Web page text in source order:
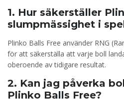
1. Hur säkerställer
slumpmässighet i
Plinko Balls Free använder RNG
för att säkerställa att varje boll
oberoende av tidigare resultat.
2. Kan jag påverka
Plinko Balls Free?